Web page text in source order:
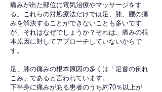
痛みが出た部位に電気治療やマッサージをす
る。これらの対処療法だけでは足、膝、腰の痛
みを解決することができないことも多いです
が、それはなぜでしょうか？それは、痛みの根
本原因に対してアプローチしていないからで
す。
足、膝の痛みの根本原因の多くは「足首の倒れ
こみ」であると言われています。
下半身に痛みがある患者のうち約70％以上が